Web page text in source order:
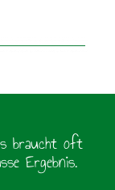
braucht oft
Ergebnis.